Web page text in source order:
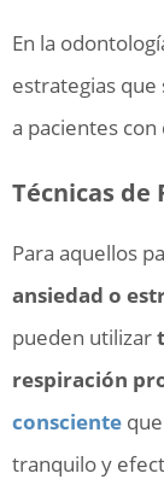
En la
estrategias
a pacientes
Técnicas de
Para aquellos
ansiedad o
pueden utilizar
respiración
consciente
tranquilo y